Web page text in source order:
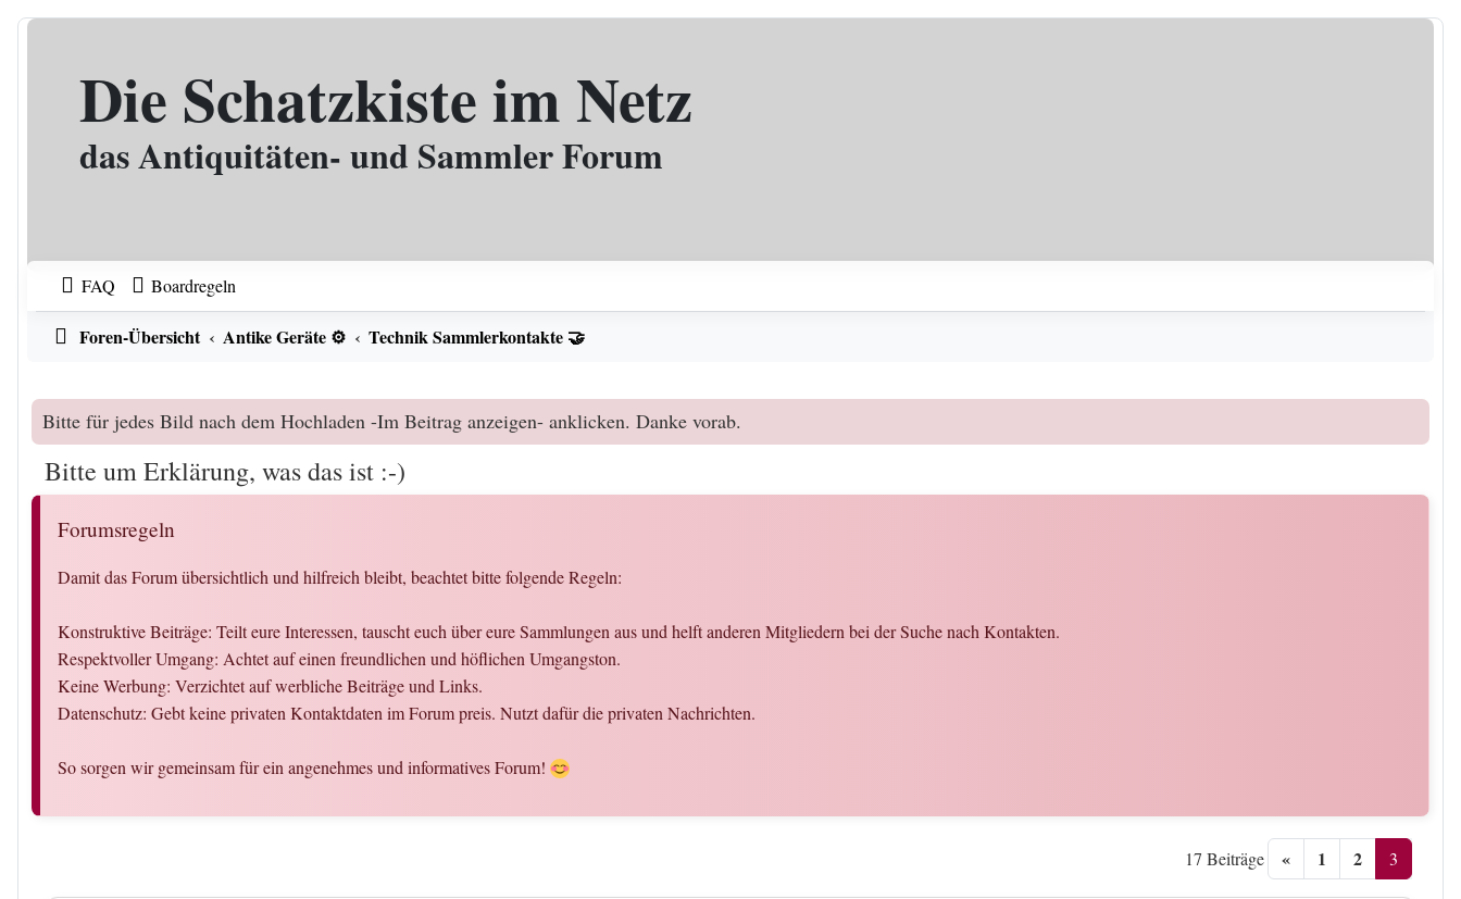
Zum Inhalt
Die Schatzkiste im Netz
das Antiquitäten- und Sammler Forum
FAQ Boardregeln
Foren-Übersicht Antike Geräte ⚙️ Technik Sammlerkontakte 🤝
Bitte für jedes Bild nach dem Hochladen -Im Beitrag anzeigen- anklicken. Danke vorab.
Bitte um Erklärung, was das ist :-)
Forumsregeln
Damit das Forum übersichtlich und hilfreich bleibt, beachtet bitte folgende Regeln:
Konstruktive Beiträge: Teilt eure Interessen, tauscht euch über eure Sammlungen aus und helft anderen Mitgliedern bei der Suche nach Kontakten.
Respektvoller Umgang: Achtet auf einen freundlichen und höflichen Umgangston.
Keine Werbung: Verzichtet auf werbliche Beiträge und Links.
Datenschutz: Gebt keine privaten Kontaktdaten im Forum preis. Nutzt dafür die privaten Nachrichten.
So sorgen wir gemeinsam für ein angenehmes und informatives Forum!
17 Beiträge « 1 2 3